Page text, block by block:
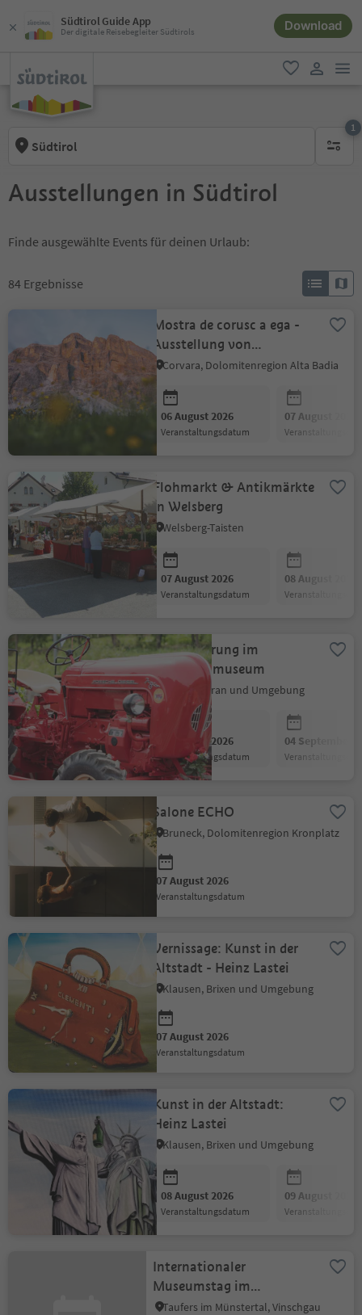
Südtirol Guide App
Der digitale Reisebegleiter Südtirols Download
favorit
Südtirol
1
1
Ausstellungen in Südtirol
Finde ausgewählte Events für deinen Urlaub:
84 Ergebnisse
Mostra de corusc a ega -
Ausstellung von
Aquarellen von Silvia
Corvara, Dolomitenregion Alta Badia
06 August 2026
Veranstaltungsdatum
07 August 2026
Flohmarkt & Antikmärkte
in Welsberg
Welsberg-Taisten
07 August 2026
Veranstaltungsdatum
08 August 2026
Gratisführung im
Traktorenmuseum
Kuens, Meran und Umgebung
07 August 2026
Veranstaltungsdatum
04 September
Salone ECHO
Bruneck, Dolomitenregion Kronplatz
07 August 2026
Veranstaltungsdatum
Vernissage: Kunst in der
Altstadt - Heinz Lastei
Klausen, Brixen und Umgebung
07 August 2026
Veranstaltungsdatum
Kunst in der Altstadt:
Heinz Lastei
Klausen, Brixen und Umgebung
08 August 2026
Veranstaltungsdatum
09 August 2026
Internationaler
Museumstag im
Münstertal
Taufers im Münstertal, Vinschgau